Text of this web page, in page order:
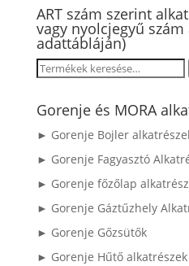
ART szám szerint
vagy nyolcjegyű szám
adattábláján)
Keresés
következőre:
Gorenje és MORA
► Gorenje Bojler
► Gorenje Fagyasztó
► Gorenje főzőlap
► Gorenje Gáztűzhely
► Gorenje Gőzsütők
► Gorenje Hűtő alkatrészek